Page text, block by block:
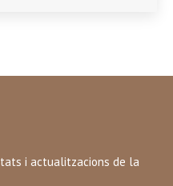
i actualitzacions de la